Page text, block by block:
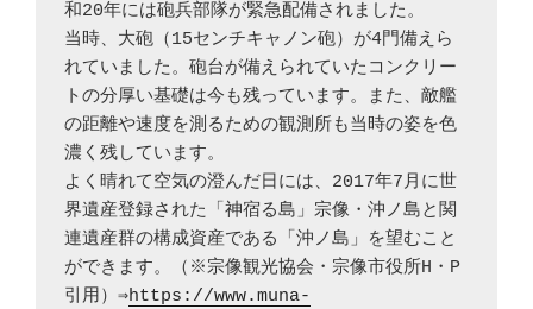
和20年には砲兵部隊が緊急配備されました。
当時、大砲（15センチキャノン砲）が4門備えら
れていました。砲台が備えられていたコンクリー
トの分厚い基礎は今も残っています。また、敵艦
の距離や速度を測るための観測所も当時の姿を色
濃く残しています。
よく晴れて空気の澄んだ日には、2017年7月に世
界遺産登録された「神宿る島」宗像・沖ノ島と関
連遺産群の構成資産である「沖ノ島」を望むこと
ができます。（※宗像観光協会・宗像市役所H・P
引用）⇒https://www.muna-